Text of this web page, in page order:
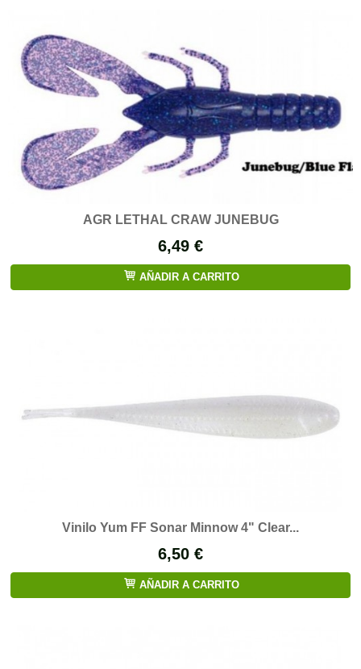
AGR LETHAL CRAW JUNEBUG
6,49 €
AÑADIR A CARRITO
Vinilo Yum FF Sonar Minnow 4" Clear...
6,50 €
AÑADIR A CARRITO